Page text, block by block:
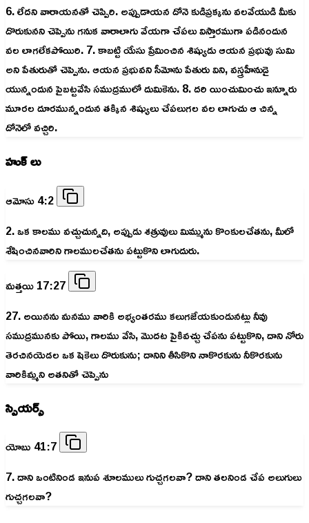
6. లేదని వారాయనతో చెప్పిరి. అప్పుడాయన దోనె కుడిప్రక్కను వలవేయుడి మీకు
దొరుకునని చెప్పెను గనుక వారాలాగు వేయగా చేపలు విస్తారముగా పడినందున
వల లాగలేకపోయిరి. 7. కాబట్టి యేసు ప్రేమించిన శిష్యుడు ఆయన ప్రభువు సుమి
అని పేతురుతో చెప్పెను. ఆయన ప్రభువని సీమోను పేతురు విని, వస్త్రహీనుడై
యున్నందున పైబట్టవేసి సముద్రములో దుమికెను. 8. దరి యించుమించు ఇన్నూరు
మూరల దూరమున్నందున తక్కిన శిష్యులు చేపలుగల వల లాగుచు ఆ చిన్న
దోనెలో వచ్చిరి.
హుక్ లు
ఆమోసు 4:2
2. ఒక కాలము వచ్చుచున్నది, అప్పుడు శత్రువులు మిమ్మును కొంకులచేతను, మీలో
శేషించినవారిని గాలములచేతను పట్టుకొని లాగుదురు.
మత్తయి 17:27
27. అయినను మనము వారికి అభ్యంతరము కలుగజేయకుండునట్లు నీవు
సముద్రమునకు పోయి, గాలము వేసి, మొదట పైకివచ్చు చేపను పట్టుకొని, దాని నోరు
తెరచినయెడల ఒక షెకెలు దొరుకును; దానిని తీసికొని నాకొరకును నీకొరకును
వారికిమ్మని అతనితో చెప్పెను
స్పియర్స్
యోబు 41:7
7. దాని ఒంటినిండ ఇనుప శూలములు గుచ్చగలవా? దాని తలనిండ చేప అలుగులు
గుచ్చగలవా?